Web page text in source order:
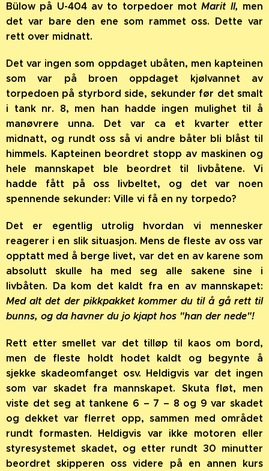
Bülow på U-404 av to torpedoer motMarit II, men
det var bare den ene som rammet oss. Dette var
rett over midnatt.
Det var ingen som oppdaget ubåten, men kapteinen
som var på broen oppdaget kjølvannet av
torpedoen på styrbord side, sekunder før det smalt
i tank nr. 8, men han hadde ingen mulighet til å
manøvrere unna. Det var ca et kvarter etter
midnatt, og rundt oss så vi andre båter bli blåst til
himmels. Kapteinen beordret stopp av maskinen og
hele mannskapet ble beordret til livbåtene. Vi
hadde fått på oss livbeltet, og det var noen
spennende sekunder: Ville vi få en ny torpedo?
Det er egentlig utrolig hvordan vi mennesker
reagerer i en slik situasjon. Mens de fleste av oss var
opptatt med å berge livet, var det en av karene som
absolutt skulle ha med seg alle sakene sine i
livbåten. Da kom det kaldt fra en av mannskapet:
Med alt det der pikkpakket kommer du til å gå rett til
bunns, og da havner du jo kjapt hos "han der nede"!
Rett etter smellet var det tilløp til kaos om bord,
men de fleste holdt hodet kaldt og begynte å
sjekke skadeomfanget osv. Heldigvis var det ingen
som var skadet fra mannskapet. Skuta fløt, men
viste det seg at tankene 6 – 7 – 8 og 9 var skadet
og dekket var flerret opp, sammen med området
rundt formasten. Heldigvis var ikke motoren eller
styresystemet skadet, og etter rundt 30 minutter
beordret skipperen oss videre på en annen kurs